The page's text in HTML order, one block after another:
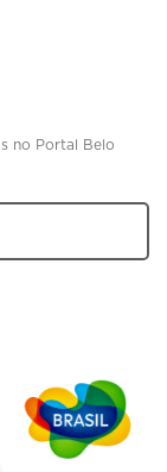
no Portal Belo